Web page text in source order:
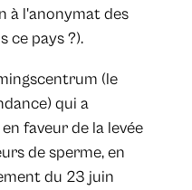
à l'anonymat des
ce pays ?).
(le
qui a
faveur de la levée
de sperme, en
du 23 juin